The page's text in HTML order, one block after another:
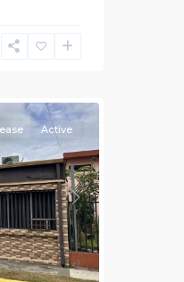
Next
Active